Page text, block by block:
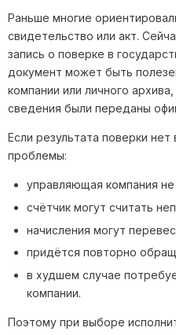
Раньше многие
свидетельство или акт.
запись о поверке в
документ может быть
компании или личного
сведения были переданы
Если результата поверки
проблемы:
управляющая компания
счётчик могут считать
начисления могут
придётся повторно
в худшем случае
компании.
Поэтому при выборе